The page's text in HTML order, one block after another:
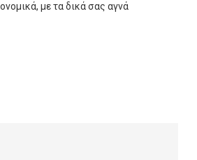
με τα δικά σας αγνά